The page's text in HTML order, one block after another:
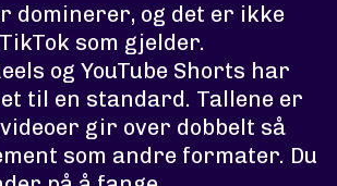
dominerer, og det er ikke
som gjelder.
og YouTube Shorts har
til en standard. Tallene er
gir over dobbelt så
som andre formater. Du